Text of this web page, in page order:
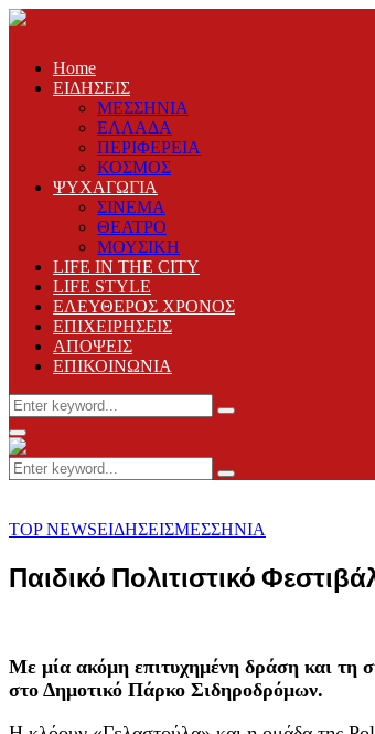
Home
ΕΙΔΗΣΕΙΣ
ΜΕΣΣΗΝΙΑ
ΕΛΛΑΔΑ
ΠΕΡΙΦΕΡΕΙΑ
ΚΟΣΜΟΣ
ΨΥΧΑΓΩΓΙΑ
ΣΙΝΕΜΑ
ΘΕΑΤΡΟ
ΜΟΥΣΙΚΗ
LIFE IN THE CITY
LIFE STYLE
ΕΛΕΥΘΕΡΟΣ ΧΡΟΝΟΣ
ΕΠΙΧΕΙΡΗΣΕΙΣ
ΑΠΟΨΕΙΣ
ΕΠΙΚΟΙΝΩΝΙΑ
Search
for:
Search
Primary
Menu
Search
for:
Search
TOP NEWSΕΙΔΗΣΕΙΣΜΕΣΣΗΝΙΑ
Παιδικό Πολιτιστικό
Με μία ακόμη επιτυχημένη δράση και τη
στο Δημοτικό Πάρκο Σιδηροδρόμων.